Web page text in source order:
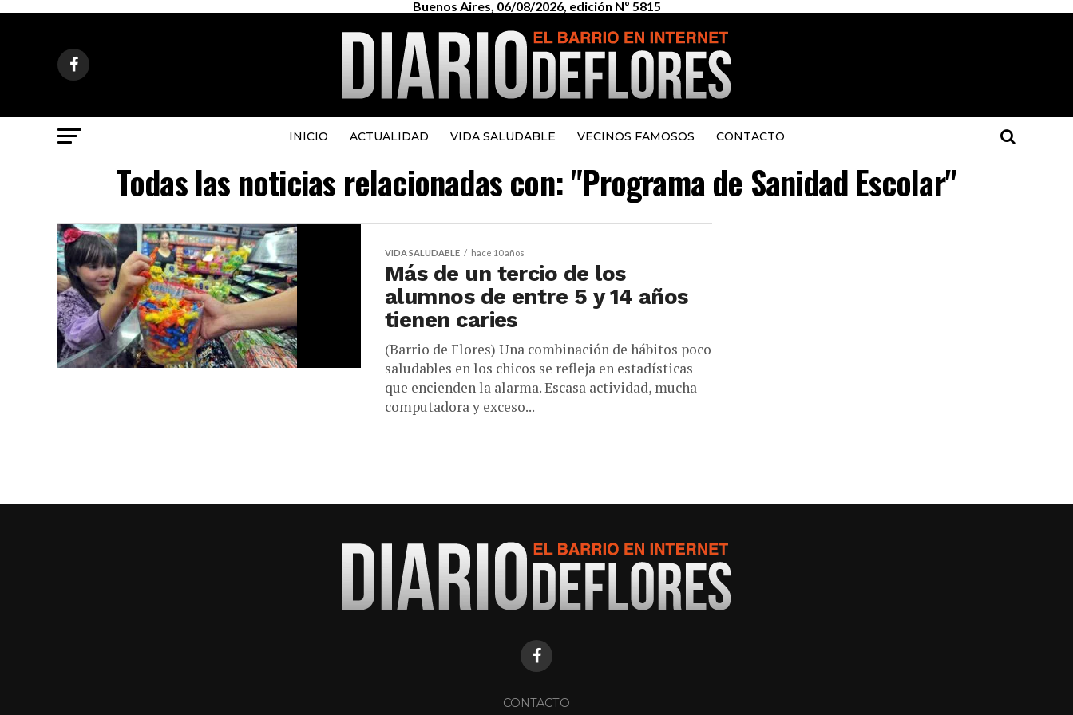
Buenos Aires, 06/08/2026, edición Nº 5815
INICIO ACTUALIDAD VIDA SALUDABLE VECINOS FAMOSOS CONTACTO
Todas las noticias relacionadas con: "Programa de Sanidad Escolar"
VIDA SALUDABLE hace 10 años
Más de un tercio de los
alumnos de entre 5 y 14 años
tienen caries
(Barrio de Flores) Una combinación de hábitos poco
saludables en los chicos se refleja en estadísticas
que encienden la alarma. Escasa actividad, mucha
computadora y exceso...
CONTACTO